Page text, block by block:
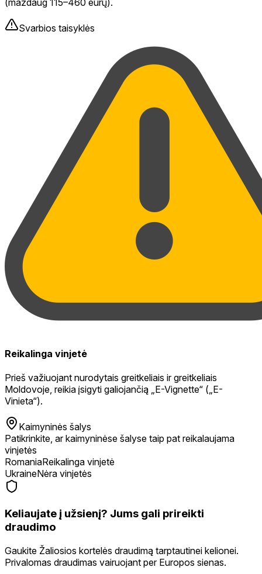
Svarbios taisyklės
Reikalinga vinjetė
Prieš važiuojant nurodytais greitkeliais ir greitkeliais
Moldovoje, reikia įsigyti galiojančią „E-Vignette“ („E-
Vinieta“).
Kaimyninės šalys
Patikrinkite, ar kaimyninėse šalyse taip pat reikalaujama
vinjetės
RomaniaReikalinga vinjetė
UkraineNėra vinjetės
Keliaujate į užsienį? Jums gali prireikti
draudimo
Gaukite Žaliosios kortelės draudimą tarptautinei kelionei.
Privalomas draudimas vairuojant per Europos sienas.